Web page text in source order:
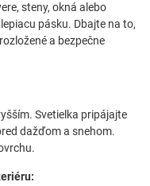
steny, okná alebo
pásku. Dbajte na to,
a bezpečne
Svetielka pripájajte
dažďom a snehom.